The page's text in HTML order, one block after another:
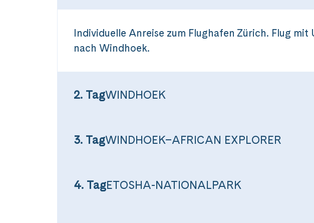
Individuelle Anreise zum Flughafen Zürich. Flug mit
nach Windhoek.
2. TagWINDHOEK
3. TagWINDHOEK–AFRICAN EXPLORER
4. TagETOSHA-NATIONALPARK